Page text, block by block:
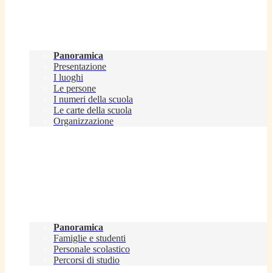
Panoramica
Presentazione
I luoghi
Le persone
I numeri della scuola
Le carte della scuola
Organizzazione
Panoramica
Famiglie e studenti
Personale scolastico
Percorsi di studio